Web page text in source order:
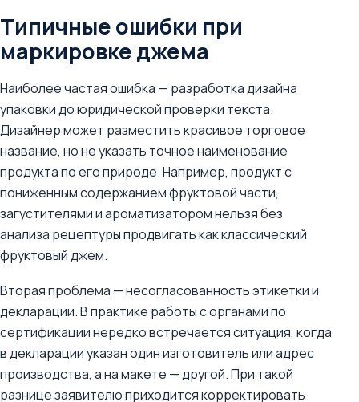
Типичные ошибки при
маркировке джема
Наиболее частая ошибка — разработка дизайна
упаковки до юридической проверки текста.
Дизайнер может разместить красивое торговое
название, но не указать точное наименование
продукта по его природе. Например, продукт с
пониженным содержанием фруктовой части,
загустителями и ароматизатором нельзя без
анализа рецептуры продвигать как классический
фруктовый джем.
Вторая проблема — несогласованность этикетки и
декларации. В практике работы с органами по
сертификации нередко встречается ситуация, когда
в декларации указан один изготовитель или адрес
производства, а на макете — другой. При такой
разнице заявителю приходится корректировать